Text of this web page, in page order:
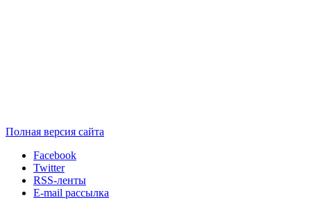
Полная версия сайта
Facebook
Twitter
RSS-ленты
E-mail рассылка